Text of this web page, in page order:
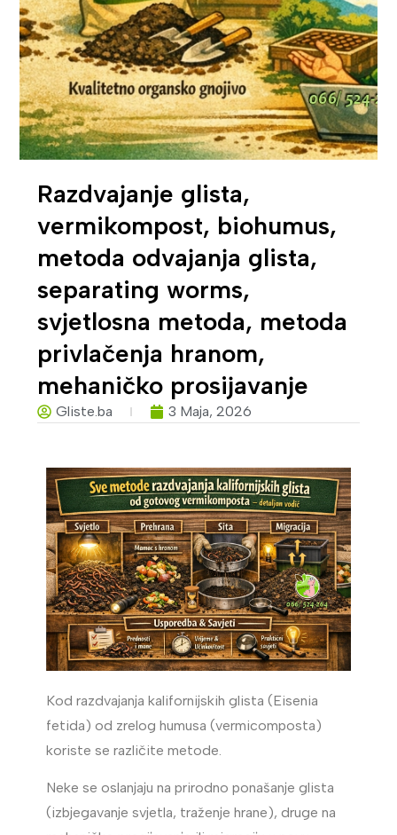
Razdvajanje glista,
vermikompost, biohumus,
metoda odvajanja glista,
separating worms,
svjetlosna metoda, metoda
privlačenja hranom,
mehaničko prosijavanje
Gliste.ba 3 Maja, 2026
Kod razdvajanja kalifornijskih glista (Eisenia
fetida) od zrelog humusa (vermicomposta)
koriste se različite metode.
Neke se oslanjaju na prirodno ponašanje glista
(izbjegavanje svjetla, traženje hrane), druge na